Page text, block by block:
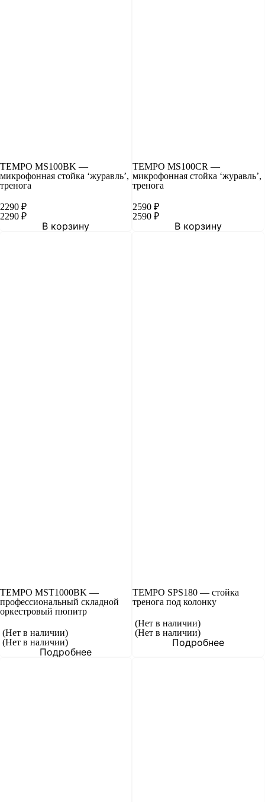
TEMPO MS100BK —
микрофонная стойка ‘журавль’,
тренога
2290 ₽
2290 ₽
В корзину
TEMPO MS100CR —
микрофонная стойка ‘журавль’,
тренога
2590 ₽
2590 ₽
В корзину
TEMPO MST1000BK —
профессиональный складной
оркестровый пюпитр
(Нет в наличии)
(Нет в наличии)
Подробнее
TEMPO SPS180 — стойка
тренога под колонку
(Нет в наличии)
(Нет в наличии)
Подробнее